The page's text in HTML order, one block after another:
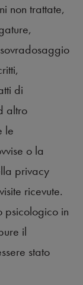
non trattate,
di
altro
le
o la
privacy
ricevute.
in
il
stato